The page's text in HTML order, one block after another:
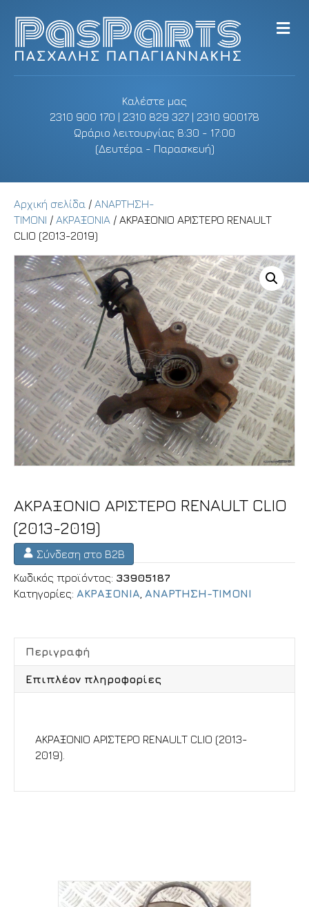
Καλέστε μας
2310 900 170 | 2310 829 327 | 2310 900178
Ωράριο λειτουργίας 8:30 - 17:00
(Δευτέρα - Παρασκευή)
M
e
Αρχική σελίδα / ΑΝΑΡΤΗΣΗ-
ΤΙΜΟΝΙ / ΑΚΡΑΞΟΝΙΑ / ΑΚΡΑΞΟΝΙΟ ΑΡΙΣΤΕΡΟ RENAULT
CLIO (2013-2019)
ΑΚΡΑΞΟΝΙΟ ΑΡΙΣΤΕΡΟ RENAULT CLIO
(2013-2019)
Σύνδεση στο B2B
Κωδικός προϊόντος: 33905187
Κατηγορίες: ΑΚΡΑΞΟΝΙΑ ΑΝΑΡΤΗΣΗ-ΤΙΜΟΝΙ
Περιγραφή
Επιπλέον πληροφορίες
ΑΚΡΑΞΟΝΙΟ ΑΡΙΣΤΕΡΟ RENAULT CLIO (2013-
2019).